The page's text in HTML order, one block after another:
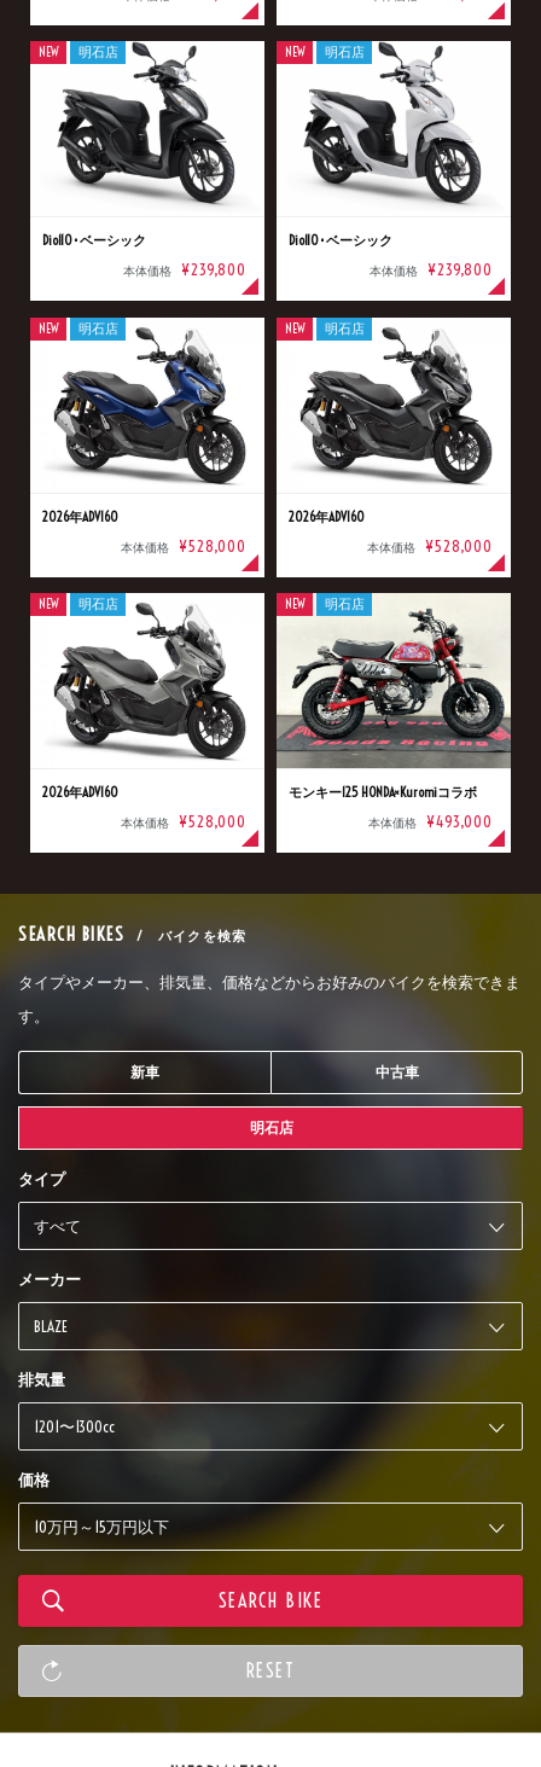
Dio110･ベーシック
本体価格 ¥239,800
NEW 明石店
Dio110･ベーシック
本体価格 ¥239,800
NEW 明石店
2026年ADV160
本体価格 ¥528,000
NEW 明石店
2026年ADV160
本体価格 ¥528,000
NEW 明石店
2026年ADV160
本体価格 ¥528,000
NEW 明石店
モンキー125 HONDA×Kuromiコラボ
本体価格 ¥493,000
NEW 明石店
SEARCH BIKES / バイクを検索
タイプやメーカー、排気量、価格などからお好みのバイクを検索できま
す。
新車 中古車
明石店
タイプ
メーカー
排気量
価格